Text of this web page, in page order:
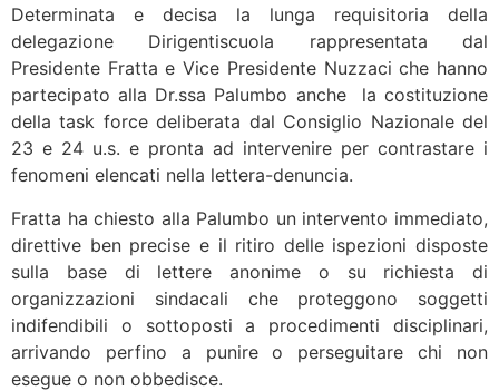
Determinata e decisa la lunga requisitoria della
delegazione Dirigentiscuola rappresentata dal
Presidente Fratta e Vice Presidente Nuzzaci che hanno
partecipato alla Dr.ssa Palumbo anche la costituzione
della task force deliberata dal Consiglio Nazionale del
23 e 24 u.s. e pronta ad intervenire per contrastare i
fenomeni elencati nella lettera-denuncia.
Fratta ha chiesto alla Palumbo un intervento immediato,
direttive ben precise e il ritiro delle ispezioni disposte
sulla base di lettere anonime o su richiesta di
organizzazioni sindacali che proteggono soggetti
indifendibili o sottoposti a procedimenti disciplinari,
arrivando perfino a punire o perseguitare chi non
esegue o non obbedisce.